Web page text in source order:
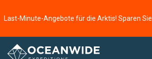
Startseite